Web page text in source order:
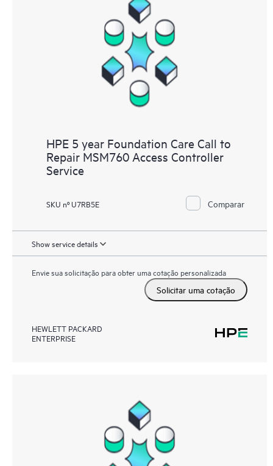
HPE 5 year Foundation Care Call to
Repair MSM760 Access Controller
Service
SKU nº U7RB5E Comparar
Show service details
Envie sua solicitação para obter uma cotação personalizada
Solicitar uma cotação
HEWLETT PACKARD
ENTERPRISE